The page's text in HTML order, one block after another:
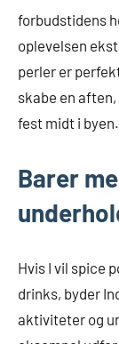
forbudstidens
oplevelsen
perler er
skabe en
fest midt i byen.
Barer
Hvis I vil spice
drinks, byder
aktiviteter og